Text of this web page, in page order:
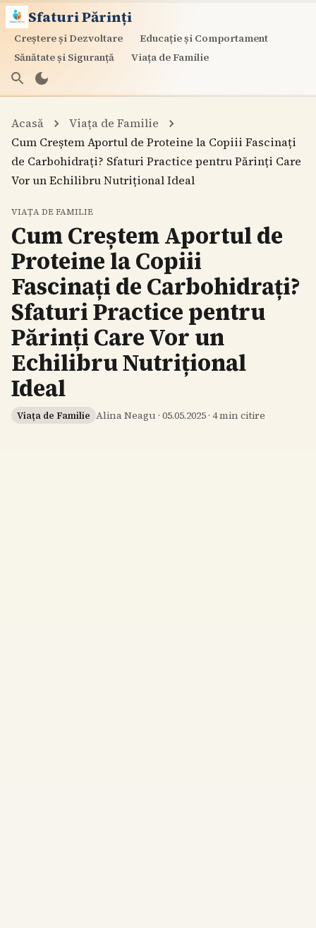
Sfaturi Părinți
Creștere și Dezvoltare
Educație și Comportament
Sănătate și Siguranță
Viața de Familie
Acasă
Viața de Familie
Cum Creștem Aportul de Proteine la Copiii Fascinați
de Carbohidrați? Sfaturi Practice pentru Părinți Care
Vor un Echilibru Nutrițional Ideal
VIAȚA DE FAMILIE
Cum Creștem Aportul de
Proteine la Copiii
Fascinați de Carbohidrați?
Sfaturi Practice pentru
Părinți Care Vor un
Echilibru Nutrițional
Ideal
Viața de Familie Alina Neagu · 05.05.2025 · 4min citire